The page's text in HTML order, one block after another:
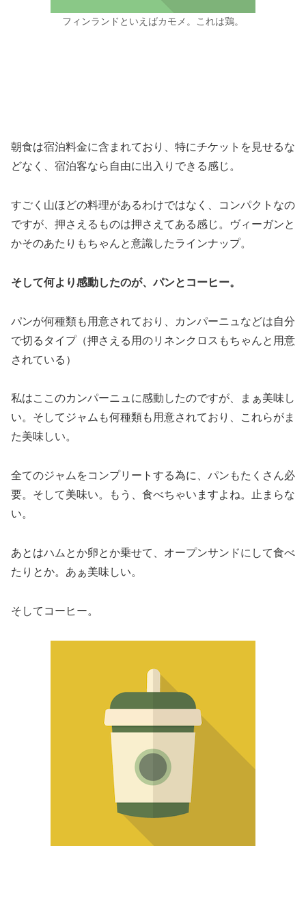
フィンランドといえばカモメ。これは鶏。
朝食は宿泊料金に含まれており、特にチケットを見せるな
どなく、宿泊客なら自由に出入りできる感じ。
すごく山ほどの料理があるわけではなく、コンパクトなの
ですが、押さえるものは押さえてある感じ。ヴィーガンと
かそのあたりもちゃんと意識したラインナップ。
そして何より感動したのが、パンとコーヒー。
パンが何種類も用意されており、カンパーニュなどは自分
で切るタイプ（押さえる用のリネンクロスもちゃんと用意
されている）
私はここのカンパーニュに感動したのですが、まぁ美味し
い。そしてジャムも何種類も用意されており、これらがま
た美味しい。
全てのジャムをコンプリートする為に、パンもたくさん必
要。そして美味い。もう、食べちゃいますよね。止まらな
い。
あとはハムとか卵とか乗せて、オープンサンドにして食べ
たりとか。あぁ美味しい。
そしてコーヒー。